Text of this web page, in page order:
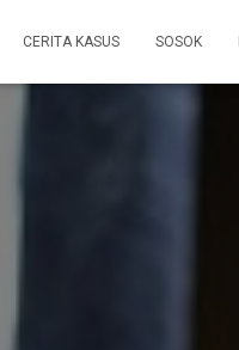
CERITA KASUS SOSOK